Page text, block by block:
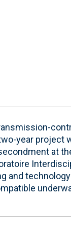
year project
at
and